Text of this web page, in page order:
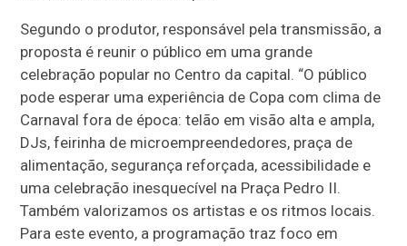
Segundo o produtor, responsável pela transmissão, a
proposta é reunir o público em uma grande
celebração popular no Centro da capital. “O público
pode esperar uma experiência de Copa com clima de
Carnaval fora de época: telão em visão alta e ampla,
DJs, feirinha de microempreendedores, praça de
alimentação, segurança reforçada, acessibilidade e
uma celebração inesquecível na Praça Pedro II.
Também valorizamos os artistas e os ritmos locais.
Para este evento, a programação traz foco em